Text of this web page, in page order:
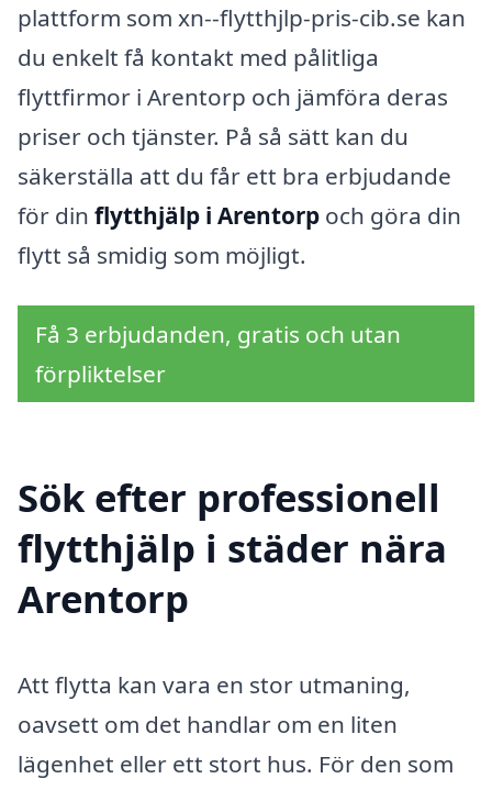
plattform som xn--flytthjlp-pris-cib.se kan
du enkelt få kontakt med pålitliga
flyttfirmor i Arentorp och jämföra deras
priser och tjänster. På så sätt kan du
säkerställa att du får ett bra erbjudande
för din flytthjälp i Arentorp och göra din
flytt så smidig som möjligt.
Få 3 erbjudanden, gratis och utan
förpliktelser
Sök efter professionell
flytthjälp i städer nära
Arentorp
Att flytta kan vara en stor utmaning,
oavsett om det handlar om en liten
lägenhet eller ett stort hus. För den som